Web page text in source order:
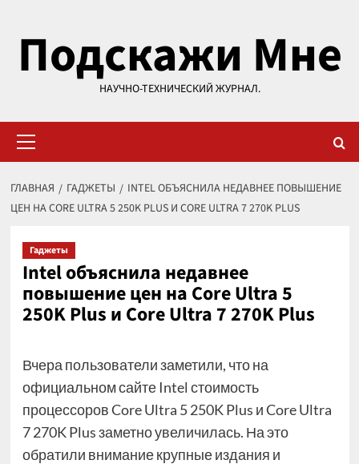
содержимому
Подскажи Мне
НАУЧНО-ТЕХНИЧЕСКИЙ ЖУРНАЛ.
меню
ГЛАВНАЯ ГАДЖЕТЫ
INTEL ОБЪЯСНИЛА НЕДАВНЕЕ ПОВЫШЕНИЕ
ЦЕН НА CORE ULTRA 5 250K PLUS И CORE ULTRA 7 270K PLUS
Гаджеты
Intel объяснила недавнее
повышение цен на Core Ultra 5
250K Plus и Core Ultra 7 270K Plus
Вчера пользователи заметили, что на
официальном сайте Intel стоимость
процессоров Core Ultra 5 250K Plus и Core Ultra
7 270K Plus заметно увеличилась. На это
обратили внимание крупные издания и